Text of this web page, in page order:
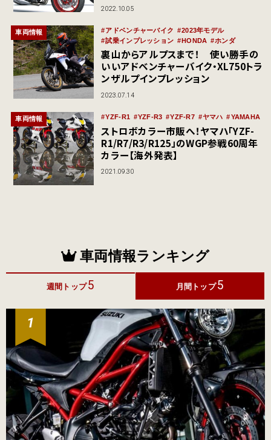
2022.10.05
車両情報 アドベンチャーバイク
2023年モデル
試乗インプレッション
HONDA ホンダ
裏山からアルプスまで！ 使い勝手の
いいアドベンチャーバイク・XL750トラ
ンザルプインプレッション
2023.07.14
車両情報 YZF-R1 YZF-R3 YZF-R7 ヤマハ YAMAHA
ストロボカラー市販へ！ヤマハ「YZF-
R1/R7/R3/R125」のWGP参戦60周年
カラー【海外発表】
2021.09.30
車両情報ランキング
週間トップ5 月間トップ 5